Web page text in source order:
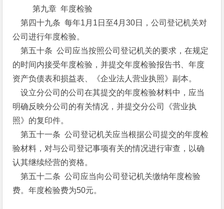
第九章 年度检验
第四十九条 每年1月1日至4月30日，公司登记机关对
公司进行年度检验。
第五十条 公司应当按照公司登记机关的要求，在规定
的时间内接受年度检验，并提交年度检验报告书、年度
资产负债表和损益表、《企业法人营业执照》副本。
设立分公司的公司在其提交的年度检验材料中，应当
明确反映分公司的有关情况，并提交分公司《营业执
照》的复印件。
第五十一条 公司登记机关应当根据公司提交的年度检
验材料，对与公司登记事项有关的情况进行审查，以确
认其继续经营的资格。
第五十二条 公司应当向公司登记机关缴纳年度检验
费。年度检验费为50元。